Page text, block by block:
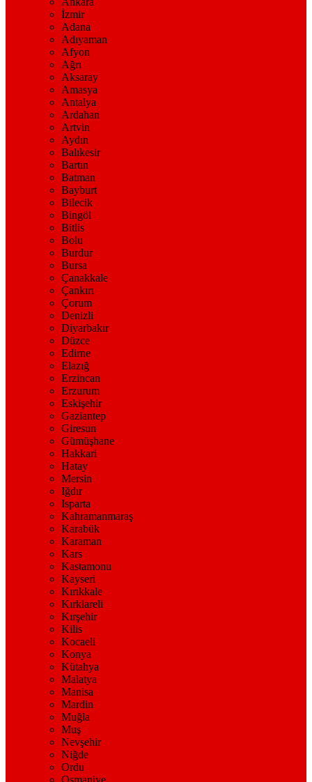
İzmir
Adana
Adıyaman
Afyon
Ağrı
Aksaray
Amasya
Antalya
Ardahan
Artvin
Aydın
Balıkesir
Bartın
Batman
Bayburt
Bilecik
Bingöl
Bitlis
Bolu
Burdur
Bursa
Çanakkale
Çankırı
Çorum
Denizli
Diyarbakır
Düzce
Edirne
Elazığ
Erzincan
Erzurum
Eskişehir
Gaziantep
Giresun
Gümüşhane
Hakkari
Hatay
Mersin
Iğdır
Isparta
Kahramanmaraş
Karabük
Karaman
Kars
Kastamonu
Kayseri
Kırıkkale
Kırklareli
Kırşehir
Kilis
Kocaeli
Konya
Kütahya
Malatya
Manisa
Mardin
Muğla
Muş
Nevşehir
Niğde
Ordu
Osmaniye